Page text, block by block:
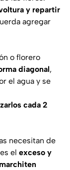
y repartir
agregar
o florero
diagonal,
el agua y se
cada 2
necesitan de
el exceso y